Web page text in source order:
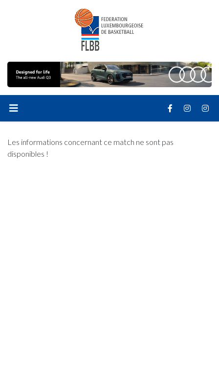
Les informations concernant ce match ne sont pas
disponibles !